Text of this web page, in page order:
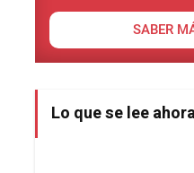
SABER
Lo que se lee